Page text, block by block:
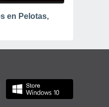
en Pelotas,